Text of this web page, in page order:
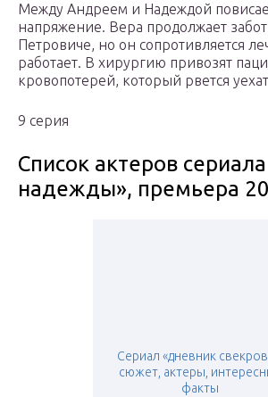
Между Андреем и Надеждой
напряжение. Вера продолжает
Петровиче, но он сопротивляется
работает. В хирургию привозят
кровопотерей, который рвется
9 серия
Список актеров
надежды», премьера
Сериал «дневник
сюжет, актеры,
факты